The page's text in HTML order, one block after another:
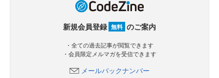
新規会員登録 無料 のご案内
・全ての過去記事が閲覧できます
・会員限定メルマガを受信できます
メールバックナンバー